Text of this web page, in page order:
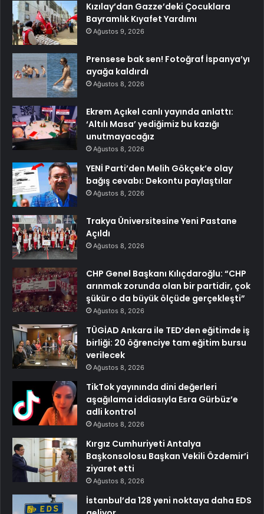
Kızılay’dan Gazze’deki Çocuklara
Bayramlık Kıyafet Yardımı
Ağustos 9, 2026
Prensese bak sen! Fotoğraf İspanya’yı
ayağa kaldırdı
Ağustos 8, 2026
Ekrem Açıkel canlı yayında anlattı:
‘Altılı Masa’ yediğimiz bu kazığı
unutmayacağız
Ağustos 8, 2026
YENİ Parti’den Melih Gökçek’e olay
bağış cevabı: Dekontu paylaştılar
Ağustos 8, 2026
Trakya Üniversitesine Yeni Pastane
Açıldı
Ağustos 8, 2026
CHP Genel Başkanı Kılıçdaroğlu: “CHP
arınmak zorunda olan bir partidir, çok
şükür o da büyük ölçüde gerçekleşti”
Ağustos 8, 2026
TÜGİAD Ankara ile TED’den eğitimde iş
birliği: 20 öğrenciye tam eğitim bursu
verilecek
Ağustos 8, 2026
TikTok yayınında dini değerleri
aşağılama iddiasıyla Esra Gürbüz’e
adli kontrol
Ağustos 8, 2026
Kırgız Cumhuriyeti Antalya
Başkonsolosu Başkan Vekili Özdemir’i
ziyaret etti
Ağustos 8, 2026
İstanbul’da 128 yeni noktaya daha EDS